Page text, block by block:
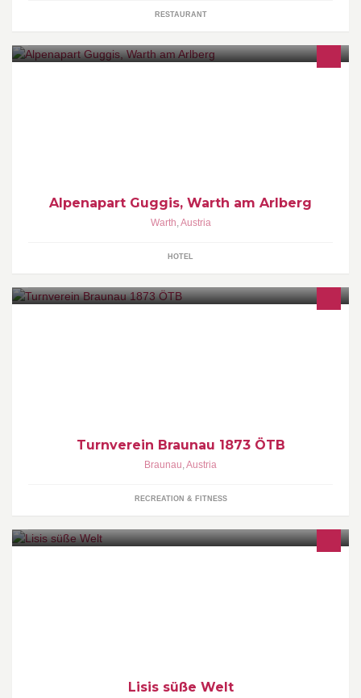
RESTAURANT
Alpenapart Guggis, Warth am Arlberg
Warth,Austria
HOTEL
Turnverein Braunau 1873 ÖTB
Braunau,Austria
RECREATION & FITNESS
Lisis süße Welt